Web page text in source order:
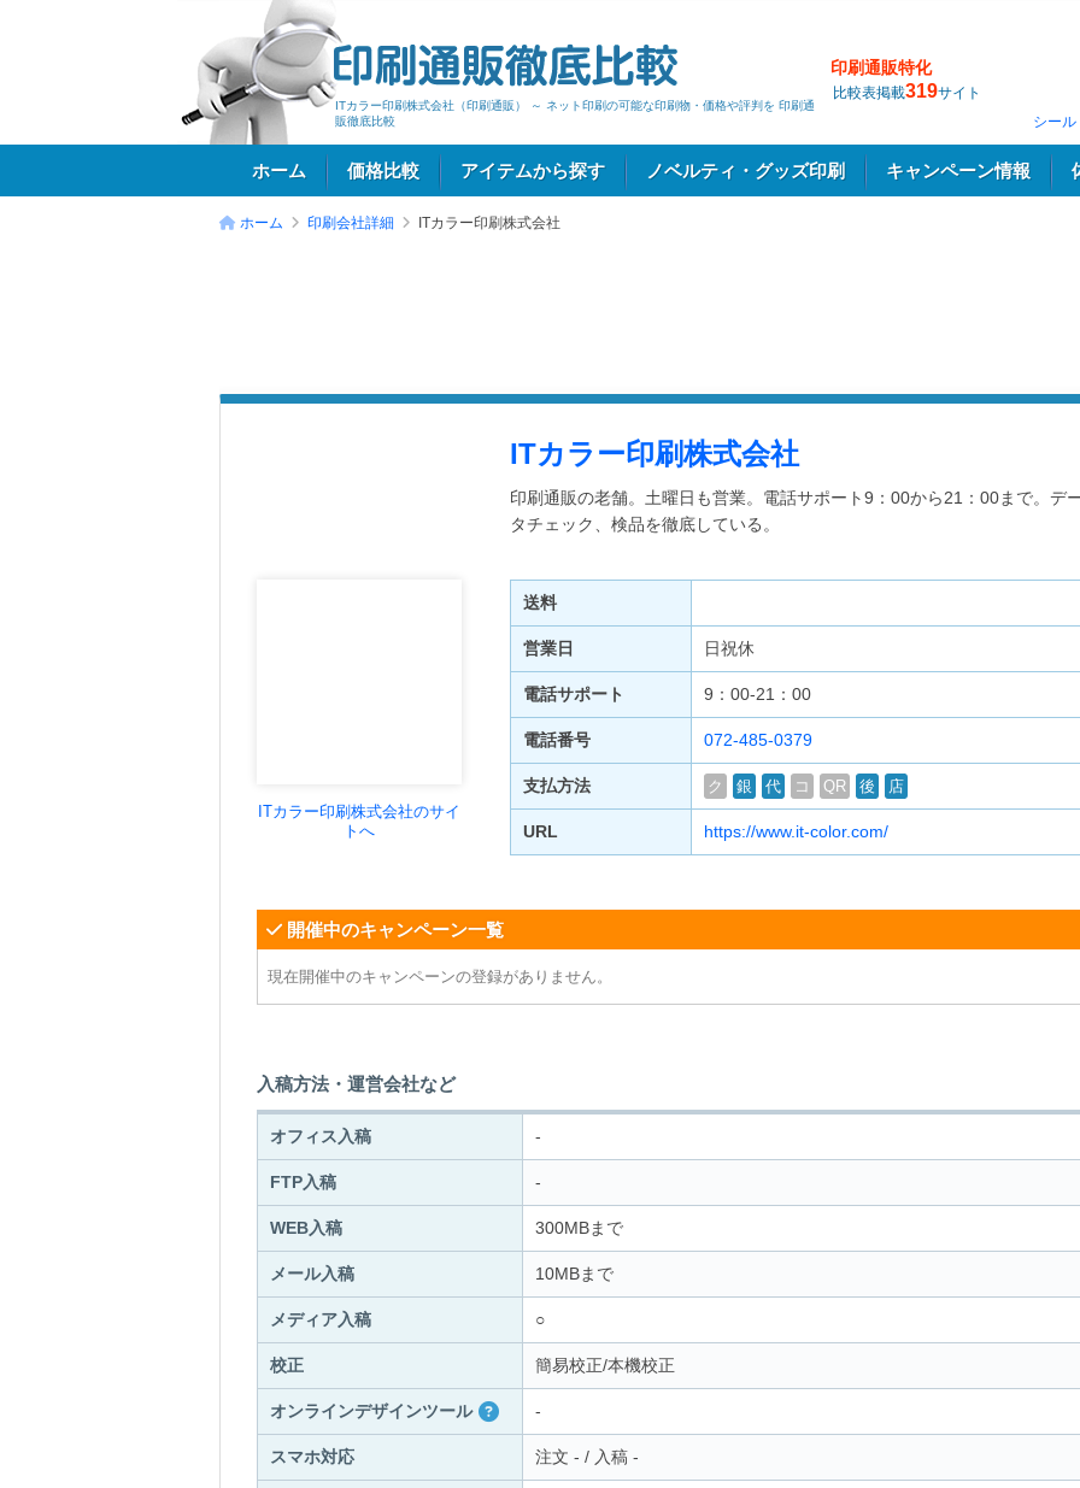
ITカラー印刷株式会社（印刷通販） ～ ネット印刷の可能な印刷物・価格や評判を 印刷通
販徹底比較
印刷通販特化
比較表掲載319サイト
シー
ホーム 価格比較 アイテムから探す ノベルティ・グッズ印刷 キャンペーン情報
ホーム 印刷会社詳細 ITカラー印刷株式会社
ITカラー印刷株式会社
印刷通販の老舗。土曜日も営業。電話サポート9：00から21：00まで。デ
タチェック、検品を徹底している。
ITカラー印刷株式会社のサイ
トへ
送料
営業日 日祝休
電話サポート 9：00-21：00
電話番号 072-485-0379
支払方法 ク 銀 代 コ QR 後 店
URL https://www.it-color.com/
開催中のキャンペーン一覧
現在開催中のキャンペーンの登録がありません。
入稿方法・運営会社など
オフィス入稿 -
FTP入稿 -
WEB入稿 300MBまで
メール入稿 10MBまで
メディア入稿 ○
校正 簡易校正/本機校正
オンラインデザインツール -
スマホ対応 注文 - / 入稿 -